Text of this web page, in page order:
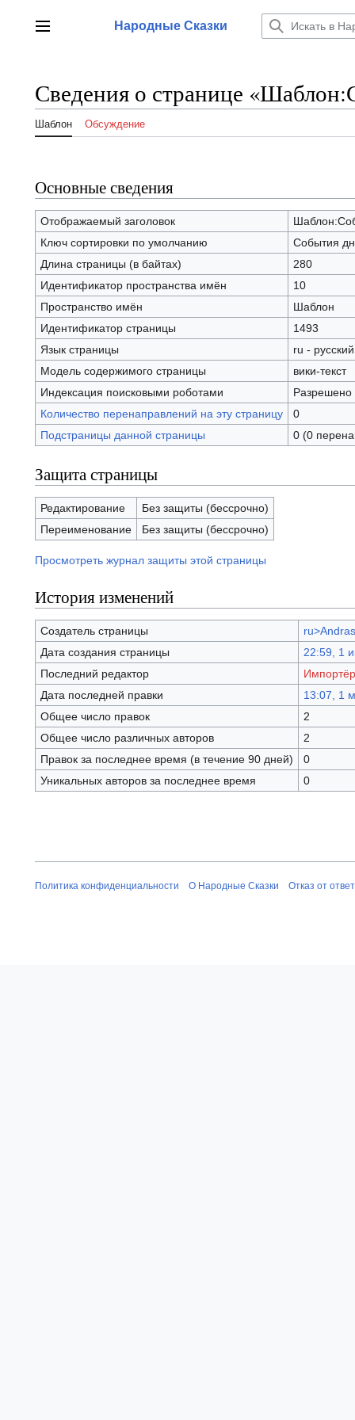
содержаниюГлавное менюНародные Сказки
Сведения о странице
Шаблон Обсуждение
Основные сведения
Отображаемый заголовок
Ключ сортировки по умолчанию
События
Длина страницы (в байтах)
280
Идентификатор пространства имён
10
Пространство имён
Шаблон
Идентификатор страницы
1493
Язык страницы
ru - русский
Модель содержимого страницы
вики-текст
Индексация поисковыми роботами
Разрешено
Количество перенаправлений на эту страницу
0
Подстраницы данной страницы
0 (0
Защита страницы
Редактирование
Без защиты (бессрочно)
Переименование
Без защиты (бессрочно)
Просмотреть журнал защиты этой страницы
История изменений
Создатель страницы
ru>Andras
Дата создания страницы
22:59, 1
Последний редактор
Импортёр
Дата последней правки
13:07, 1
Общее число правок
2
Общее число различных авторов
2
Правок за последнее время (в течение 90 дней)
0
Уникальных авторов за последнее время
0
Политика конфиденциальности О Народные Сказки Отказ от